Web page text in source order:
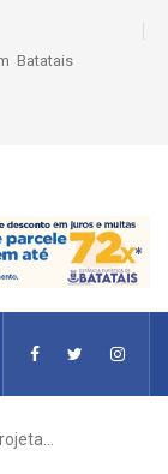
Batatais